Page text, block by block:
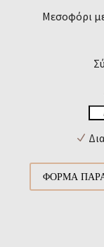
Μεσοφόρι
ΦΌΡΜΑ